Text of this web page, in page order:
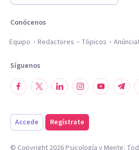
Conócenos
Equipo
Redactores Tópicos
Síguenos
Accede Regístrate
© Copyright 2026Psicología y Mente.